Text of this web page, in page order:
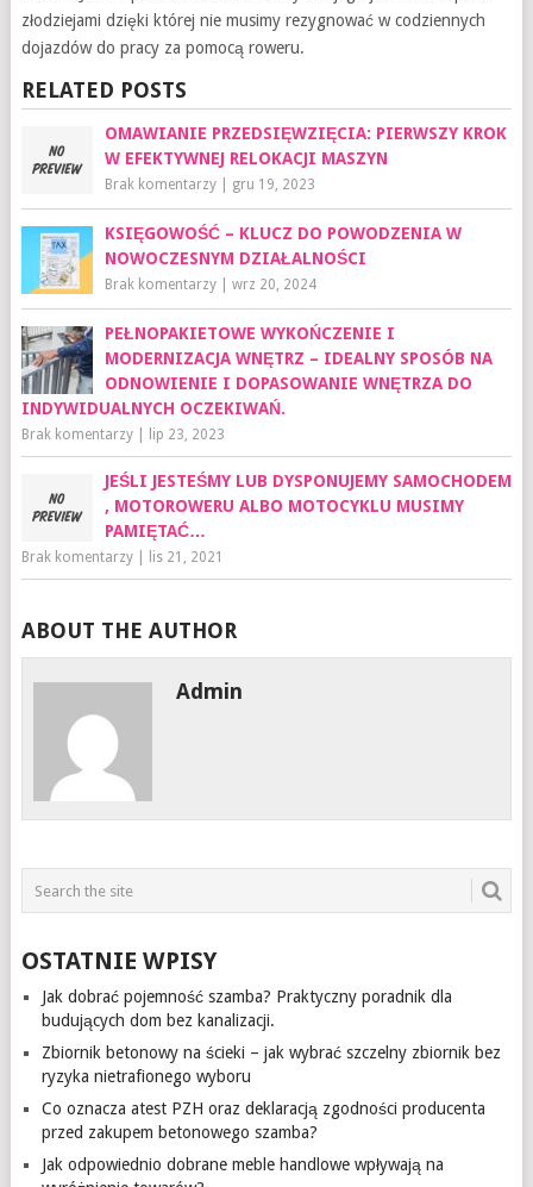
złodziejami dzięki której nie musimy rezygnować w codziennych
dojazdów do pracy za pomocą roweru.
RELATED POSTS
OMAWIANIE PRZEDSIĘWZIĘCIA: PIERWSZY KROK
W EFEKTYWNEJ RELOKACJI MASZYN
Brak komentarzy| gru 19, 2023
KSIĘGOWOŚĆ – KLUCZ DO POWODZENIA W
NOWOCZESNYM DZIAŁALNOŚCI
Brak komentarzy| wrz 20, 2024
PEŁNOPAKIETOWE WYKOŃCZENIE I
MODERNIZACJA WNĘTRZ – IDEALNY SPOSÓB NA
ODNOWIENIE I DOPASOWANIE WNĘTRZA DO
INDYWIDUALNYCH OCZEKIWAŃ.
Brak komentarzy| lip 23, 2023
JEŚLI JESTEŚMY LUB DYSPONUJEMY SAMOCHODEM
, MOTOROWERU ALBO MOTOCYKLU MUSIMY
PAMIĘTAĆ…
Brak komentarzy| lis 21, 2021
ABOUT THE AUTHOR
Admin
OSTATNIE WPISY
Jak dobrać pojemność szamba? Praktyczny poradnik dla
budujących dom bez kanalizacji.
Zbiornik betonowy na ścieki – jak wybrać szczelny zbiornik bez
ryzyka nietrafionego wyboru
Co oznacza atest PZH oraz deklaracją zgodności producenta
przed zakupem betonowego szamba?
Jak odpowiednio dobrane meble handlowe wpływają na